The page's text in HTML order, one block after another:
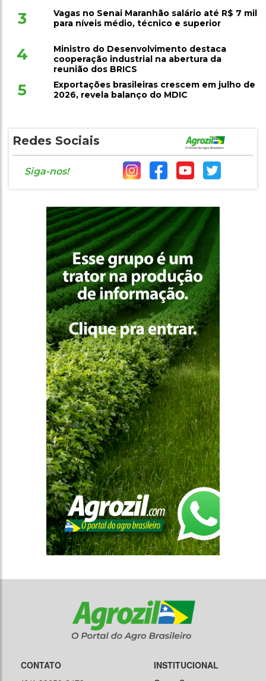
3
Vagas no Senai Maranhão salário até R$ 7 mil
para níveis médio, técnico e superior
4
Ministro do Desenvolvimento destaca
cooperação industrial na abertura da
reunião dos BRICS
5
Exportações brasileiras crescem em julho de
2026, revela balanço do MDIC
Redes Sociais
Siga-nos!
CONTATO
INSTITUCIONAL